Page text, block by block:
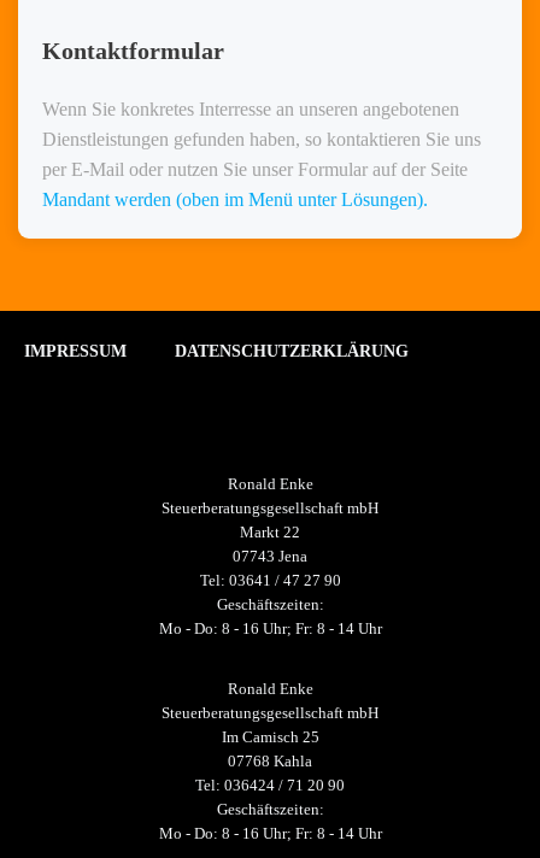
Kontaktformular
Wenn Sie konkretes Interresse an unseren angebotenen
Dienstleistungen gefunden haben, so kontaktieren Sie uns
per E-Mail oder nutzen Sie unser Formular auf der Seite
Mandant werden (oben im Menü unter Lösungen).
IMPRESSUM DATENSCHUTZERKLÄRUNG
Ronald Enke
Steuerberatungsgesellschaft mbH
Markt 22
07743 Jena
Tel: 03641 / 47 27 90
Geschäftszeiten:
Mo - Do: 8 - 16 Uhr; Fr: 8 - 14 Uhr
Ronald Enke
Steuerberatungsgesellschaft mbH
Im Camisch 25
07768 Kahla
Tel: 036424 / 71 20 90
Geschäftszeiten:
Mo - Do: 8 - 16 Uhr; Fr: 8 - 14 Uhr